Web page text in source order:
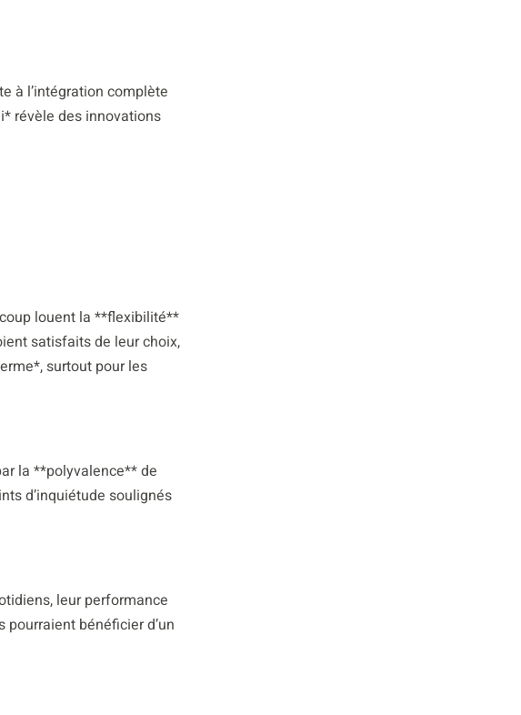
à l’intégration complète
révèle des innovations
louent la **flexibilité**
satisfaits de leur choix,
surtout pour les
la **polyvalence** de
d’inquiétude soulignés
leur performance
bénéficier d’un